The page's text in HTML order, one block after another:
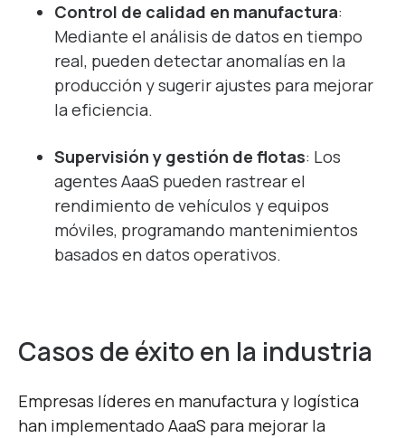
Control de calidad en manufactura:
Mediante el análisis de datos en tiempo
real, pueden detectar anomalías en la
producción y sugerir ajustes para mejorar
la eficiencia.
Supervisión y gestión de flotas: Los
agentes AaaS pueden rastrear el
rendimiento de vehículos y equipos
móviles, programando mantenimientos
basados en datos operativos.
Casos de éxito en la industria
Empresas líderes en manufactura y logística
han implementado AaaS para mejorar la